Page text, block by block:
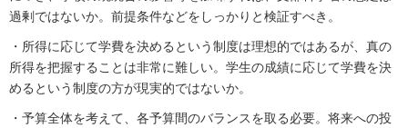
過剰ではないか。前提条件などをしっかりと検証すべき。
・所得に応じて学費を決めるという制度は理想的ではあるが、真の
所得を把握することは非常に難しい。学生の成績に応じて学費を決
めるという制度の方が現実的ではないか。
・予算全体を考えて、各予算間のバランスを取る必要。将来への投